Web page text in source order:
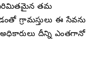
పరిమితమైన తమ
గ్రామస్తులు ఈ సేవను
అధికారులు దీన్ని ఎంతగానో